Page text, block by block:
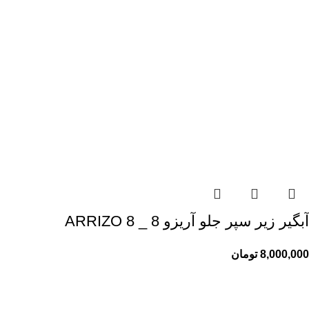
آبگیر زیر سپر جلو آریزو 8 _ ARRIZO 8
8,000,000 تومان